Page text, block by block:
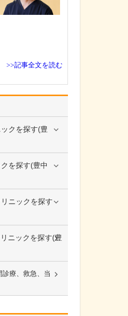
クを探す(豊
を探す(豊中
ニックを探す
ニックを探す(豊
療、救急、当
>>記事全文を読む